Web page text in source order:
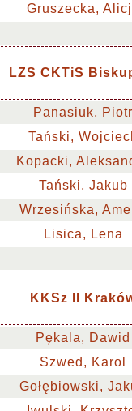
Gruszecka,
LZS CKTiS
Panasiuk, Piotr
Tański,
Kopacki,
Tański, Jakub
Wrzesińska,
Lisica, Lena
KKSz II
Pękala, Dawid
Szwed, Karol
Gołębiowski,